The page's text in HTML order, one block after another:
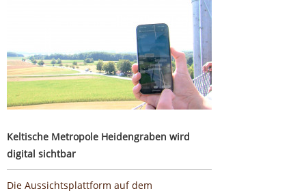
Keltische Metropole Heidengraben wird digital sichtbar
Keltische Metropole Heidengraben wird
digital sichtbar
Die Aussichtsplattform auf dem